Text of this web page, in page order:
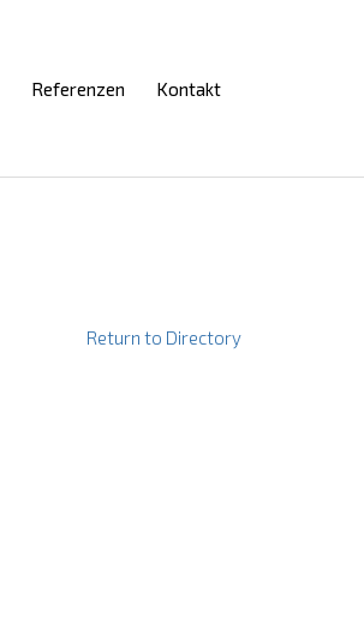
Referenzen Kontakt
Return to Directory